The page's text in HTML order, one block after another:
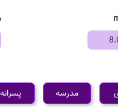
مدرسه پسرانه